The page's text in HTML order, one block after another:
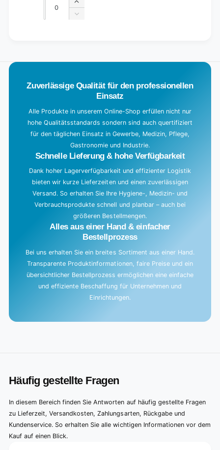
Increase
quantity
Decrease
a
Zuverlässige Qualität für den professionellen
Einsatz
Alle Produkte in unserem Online-Shop erfüllen nicht nur
hohe Qualitätsstandards sondern sind auch quertifiziert
für den täglichen Einsatz in Gewerbe, Medizin, Pflege,
Gastronomie und Industrie.
Schnelle Lieferung & hohe Verfügbarkeit
Dank hoher Lagerverfügbarkeit und effizienter Logistik
bieten wir kurze Lieferzeiten und einen zuverlässigen
Versand. So erhalten Sie Ihre Hygiene-, Medizin- und
Verbrauchsprodukte schnell und planbar – auch bei
größeren Bestellmengen.
Alles aus einer Hand & einfacher
Bestellprozess
Bei uns erhalten Sie ein breites Sortiment aus einer Hand.
Transparente Produktinformationen, faire Preise und ein
übersichtlicher Bestellprozess ermöglichen eine einfache
und effiziente Beschaffung für Unternehmen und
Einrichtungen.
Häufig gestellte Fragen
In diesem Bereich finden Sie Antworten auf häufig gestellte Fragen
zu Lieferzeit, Versandkosten, Zahlungsarten, Rückgabe und
Kundenservice. So erhalten Sie alle wichtigen Informationen vor dem
Kauf auf einen Blick.